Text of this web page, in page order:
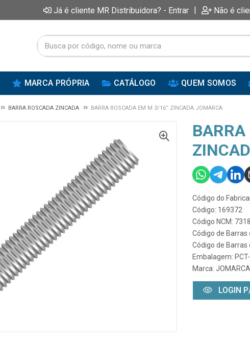
Já é cliente MR Distribuidora? - Entrar | Não é
MARCA PRÓPRIA CATÁLOGO QUEM SOMOS
BARRA ROSCADA ZINCADA BARRA ROSCADA EM M 3/16” ZINCADA JOMARCA
Código do
Código: 169372
Código NCM:
Código de
Código de
Embalagem:
Marca: JOMARCA
LOGIN